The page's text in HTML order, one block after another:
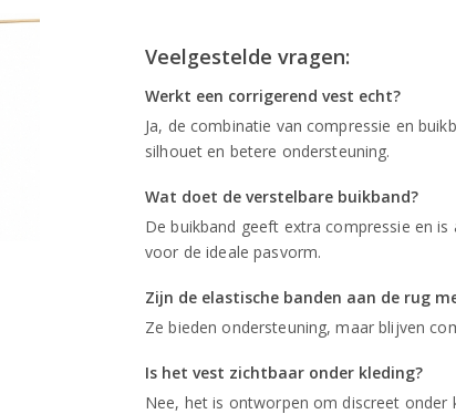
Veelgestelde vragen:
Werkt een corrigerend vest echt?
Ja, de combinatie van compressie en
silhouet en betere ondersteuning.
Wat doet de verstelbare buikband?
De buikband geeft extra compressie en is
voor de ideale pasvorm.
Zijn de elastische banden aan de rug
Ze bieden ondersteuning, maar blijven
Is het vest zichtbaar onder kleding?
Nee, het is ontworpen om discreet onder